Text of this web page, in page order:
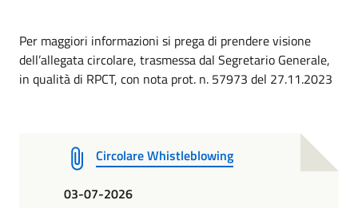
Per maggiori informazioni si prega di prendere visione
dell’allegata circolare, trasmessa dal Segretario Generale,
in qualità di RPCT, con nota prot. n. 57973 del 27.11.2023
Circolare Whistleblowing
03-07-2026